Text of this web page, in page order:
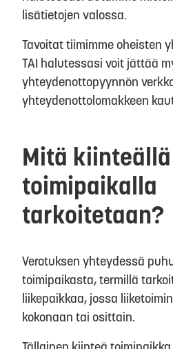
lisätietojen valossa.
Tavoitat tiimimme oheisten
TAI halutessasi voit jättää
yhteydenottopyynnön
yhteydenottolomakkeen
Mitä kiinteällä
toimipaikalla
tarkoitetaan?
Verotuksen yhteydessä
toimipaikasta, termillä
liikepaikkaa, jossa
kokonaan tai osittain.